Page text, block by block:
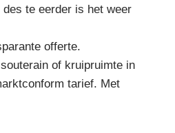
te eerder is het weer
offerte.
of kruipruimte in
tarief. Met